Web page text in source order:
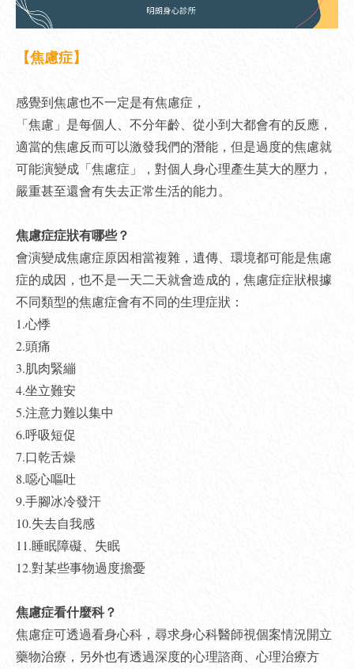
【焦慮症】
感覺到焦慮也不一定是有焦慮症，
「焦慮」是每個人、不分年齡、從小到大都會有的反應，
適當的焦慮反而可以激發我們的潛能，但是過度的焦慮就
可能演變成「焦慮症」，對個人身心理產生莫大的壓力，
嚴重甚至還會有失去正常生活的能力。
焦慮症症狀有哪些？
會演變成焦慮症原因相當複雜，遺傳、環境都可能是焦慮
症的成因，也不是一天二天就會造成的，焦慮症症狀根據
不同類型的焦慮症會有不同的生理症狀：
1.心悸
2.頭痛
3.肌肉緊繃
4.坐立難安
5.注意力難以集中
6.呼吸短促
7.口乾舌燥
8.噁心嘔吐
9.手腳冰冷發汗
10.失去自我感
11.睡眠障礙、失眠
12.對某些事物過度擔憂
焦慮症看什麼科？
焦慮症可透過看身心科，尋求身心科醫師視個案情況開立
藥物治療，另外也有透過深度的心理諮商、心理治療方